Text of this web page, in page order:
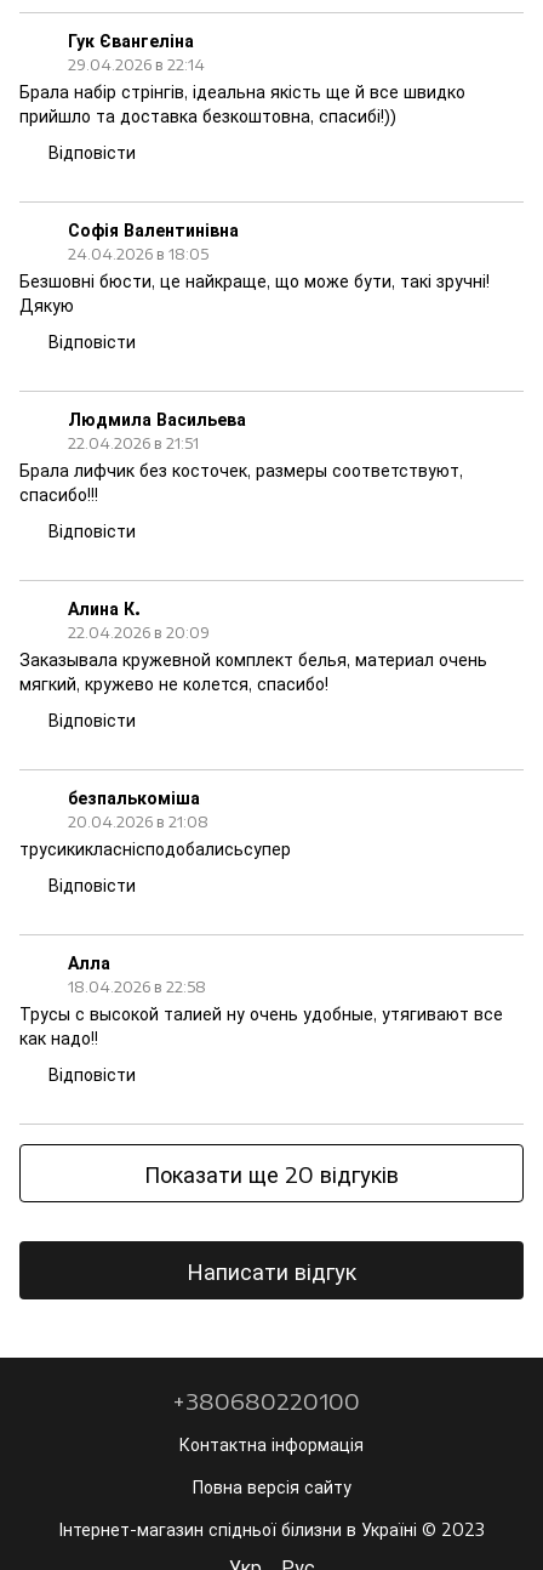
Гук Євангеліна
29.04.2026 в 22:14
Брала набір стрінгів, ідеальна якість ще й все швидко
прийшло та доставка безкоштовна, спасибі!))
Відповісти
Софія Валентинівна
24.04.2026 в 18:05
Безшовні бюсти, це найкраще, що може бути, такі зручні!
Дякую
Відповісти
Людмила Васильева
22.04.2026 в 21:51
Брала лифчик без косточек, размеры соответствуют,
спасибо!!!
Відповісти
Алина К.
22.04.2026 в 20:09
Заказывала кружевной комплект белья, материал очень
мягкий, кружево не колется, спасибо!
Відповісти
безпалькоміша
20.04.2026 в 21:08
трусикикласнісподобалисьсупер
Відповісти
Алла
18.04.2026 в 22:58
Трусы с высокой талией ну очень удобные, утягивают все
как надо!!
Відповісти
Показати ще 20 відгуків
Написати відгук
+380680220100
Контактна інформація
Повна версія сайту
Інтернет-магазин спідньої білизни в Україні © 2023